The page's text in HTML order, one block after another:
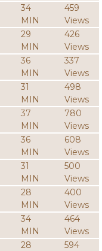
34
MIN
459
Views
29
MIN
426
Views
36
MIN
337
Views
31
MIN
498
Views
37
MIN
780
Views
36
MIN
608
Views
31
MIN
500
Views
28
MIN
400
Views
34
MIN
464
Views
28
594